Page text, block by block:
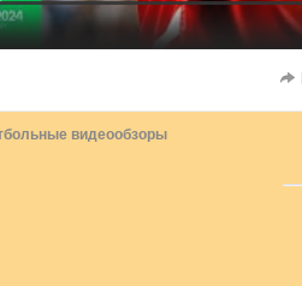
видеообзоры